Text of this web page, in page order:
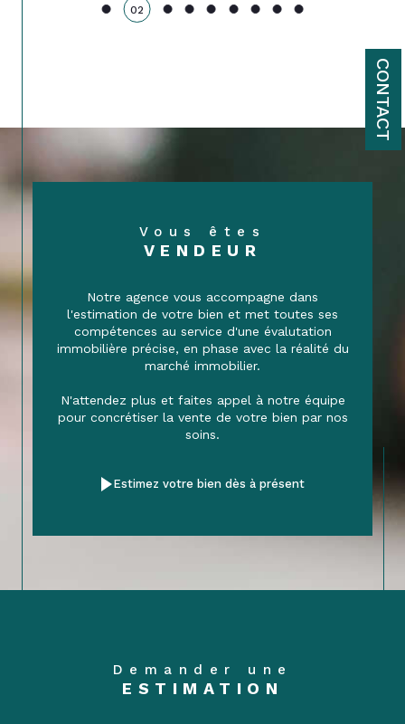
CONTACT
02
Vous êtes
VENDEUR
Notre agence vous accompagne dans
l'estimation de votre bien et met toutes ses
compétences au service d'une évalutation
immobilière précise, en phase avec la réalité du
marché immobilier.
N'attendez plus et faites appel à notre équipe
pour concrétiser la vente de votre bien par nos
soins.
Estimez votre bien dès à présent
Demander une
ESTIMATION